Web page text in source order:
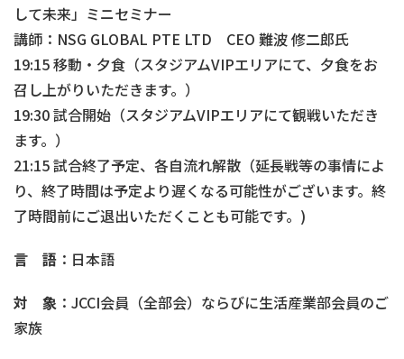
して未来」ミニセミナー
講師：NSG GLOBAL PTE LTD CEO 難波 修二郎氏
19:15 移動・夕食（スタジアムVIPエリアにて、夕食をお
召し上がりいただきます。）
19:30 試合開始（スタジアムVIPエリアにて観戦いただき
ます。）
21:15 試合終了予定、各自流れ解散（延長戦等の事情によ
り、終了時間は予定より遅くなる可能性がございます。終
了時間前にご退出いただくことも可能です。)
言 語 ：日本語
対 象 ：JCCI会員（全部会）ならびに生活産業部会員のご
家族